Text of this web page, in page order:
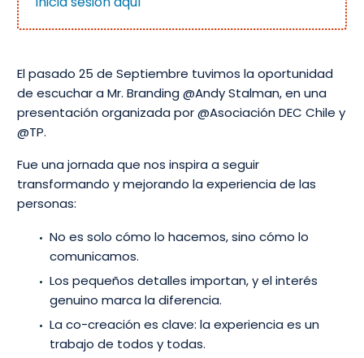
El pasado 25 de Septiembre tuvimos la oportunidad
de escuchar a Mr. Branding @Andy Stalman, en una
presentación organizada por @Asociación DEC Chile y
@TP.
Fue una jornada que nos inspira a seguir
transformando y mejorando la experiencia de las
personas:
No es solo cómo lo hacemos, sino cómo lo
comunicamos.
Los pequeños detalles importan, y el interés
genuino marca la diferencia.
La co-creación es clave: la experiencia es un
trabajo de todos y todas.